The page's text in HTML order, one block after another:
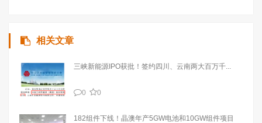
相关文章
三峡新能源IPO获批！签约四川、云南两大百万千...
0 0
182组件下线！晶澳年产5GW电池和10GW组件项目